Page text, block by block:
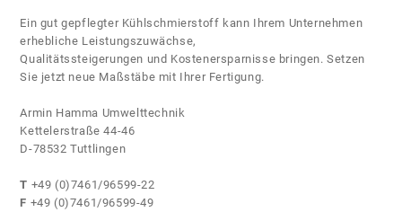
Ein gut gepflegter Kühlschmierstoff kann Ihrem Unternehmen
erhebliche Leistungszuwächse,
Qualitätssteigerungen und Kostenersparnisse bringen. Setzen
Sie jetzt neue Maßstäbe mit Ihrer Fertigung.
Armin Hamma Umwelttechnik
Kettelerstraße 44-46
D-78532 Tuttlingen
T +49 (0)7461/96599-22
F +49 (0)7461/96599-49